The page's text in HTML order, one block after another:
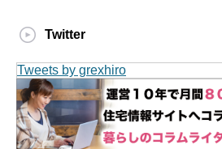
Twitter
Tweets by grexhiro